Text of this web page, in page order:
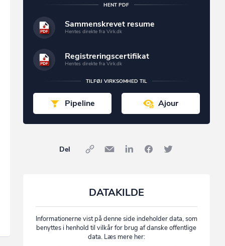
HENT PDF
Sammenskrevet resume
Hentes direkte fra Virk.dk
Registreringscertifikat
Hentes direkte fra Virk.dk
TILFØJ VIRKSOMHED TIL
Pipeline Ajour
Del
DATAKILDE
Informationerne vist på denne side indeholder data, som
benyttes i henhold til vilkår for brug af danske offentlige
data. Læs mere her: